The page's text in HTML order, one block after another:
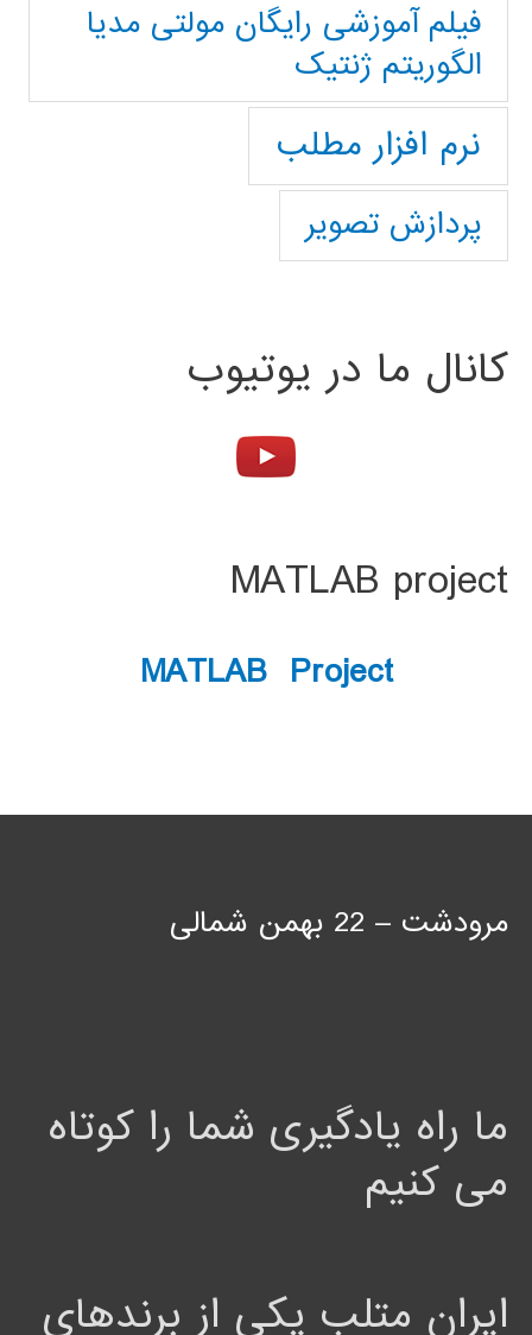
فیلم آموزشی رایگان مولتی مدیا
الگوریتم ژنتیک
نرم افزار مطلب
پردازش تصویر
کانال ما در یوتیوب
MATLAB project
MATLAB Project
مرودشت – 22 بهمن شمالی
ما راه یادگیری شما را کوتاه
می کنیم
ایران متلب یکی از برندهای